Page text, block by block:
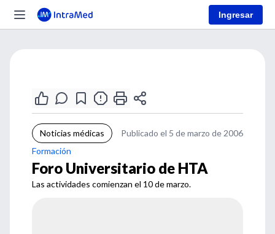
Ingresar
Noticias médicas
Publicado el 5 de marzo de 2006
Formación
Foro Universitario de HTA
Las actividades comienzan el 10 de marzo.